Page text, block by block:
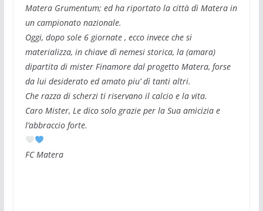
Matera Grumentum; ed ha riportato la città dì Matera in
un campionato nazionale.
Oggi, dopo sole 6 giornate , ecco invece che si
materializza, in chiave dì nemesi storica, la (amara)
dipartita di mister Finamore dal progetto Matera, forse
da lui desiderato ed amato piu’ dì tanti altri.
Che razza di scherzi ti riservano il calcio e la vita.
Caro Mister, Le dico solo grazie per la Sua amicizia e
l’abbraccio forte.
FC Matera